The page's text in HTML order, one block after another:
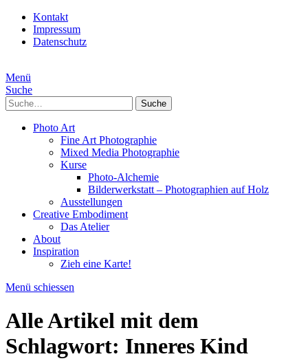
Kontakt
Impressum
Datenschutz
Menü
Suche
Suche
Photo Art
Fine Art Photographie
Mixed Media Photographie
Kurse
Photo-Alchemie
Bilderwerkstatt – Photographien auf Holz
Ausstellungen
Creative Embodiment
Das Atelier
About
Inspiration
Zieh eine Karte!
Menü schiessen
Alle Artikel mit dem
Schlagwort: Inneres Kind